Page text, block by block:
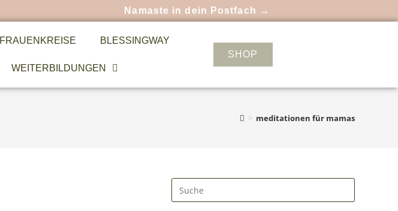
Namaste in dein Postfach →
FRAUENKREISE BLESSINGWAY
WEITERBILDUNGEN
SHOP
> meditationen für mamas